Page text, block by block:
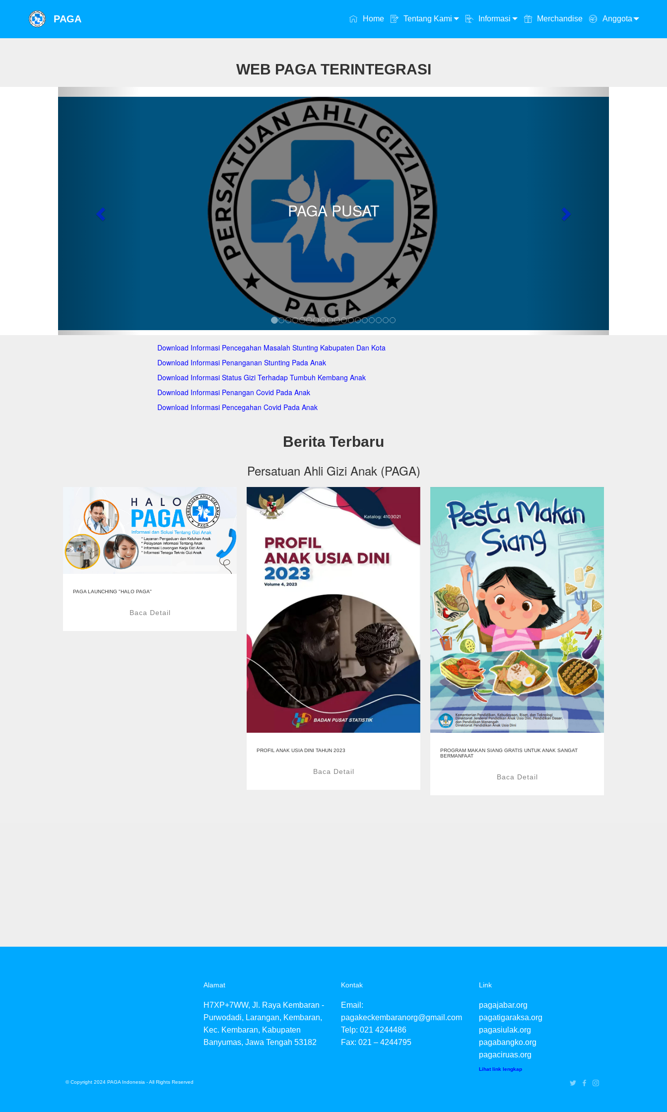
PAGA Home Tentang Kami Informasi Merchandise Anggota
WEB PAGA TERINTEGRASI
PAGA PUSAT
Previous Next
Download Informasi Pencegahan Masalah Stunting Kabupaten Dan Kota
Download Informasi Penanganan Stunting Pada Anak
Download Informasi Status Gizi Terhadap Tumbuh Kembang Anak
Download Informasi Penangan Covid Pada Anak
Download Informasi Pencegahan Covid Pada Anak
Berita Terbaru
Persatuan Ahli Gizi Anak (PAGA)
PAGA LAUNCHING "HALO PAGA"
Baca Detail
PROFIL ANAK USIA DINI TAHUN 2023
Baca Detail
PROGRAM MAKAN SIANG GRATIS UNTUK ANAK SANGAT
BERMANFAAT
Baca Detail
Alamat
H7XP+7WW, Jl. Raya Kembaran -
Purwodadi, Larangan, Kembaran,
Kec. Kembaran, Kabupaten
Banyumas, Jawa Tengah 53182
Kontak
Email:
pagakeckembaranorg@gmail.com
Telp: 021 4244486
Fax: 021 – 4244795
Link
pagajabar.org
pagatigaraksa.org
pagasiulak.org
pagabangko.org
pagaciruas.org
Lihat link lengkap
© Copyright 2024 PAGA Indonesia - All Rights Reserved